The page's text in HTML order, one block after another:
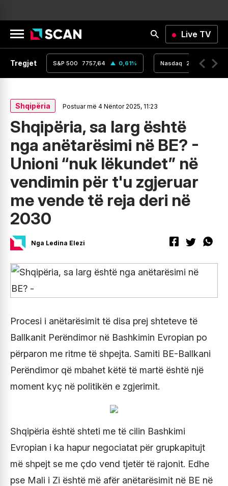
Live TV
Tregjet
0% S&P 500 7757,64 0,61% Nasdaq 26690,62
Shqipëria Postuar më 4 Nëntor 2025, 11:23
Shqipëria, sa larg është
nga anëtarësimi në BE? -
Unioni “nuk lëkundet” në
vendimin për t'u zgjeruar
me vende të reja deri në
2030
Nga Ledina Elezi
Procesi i anëtarësimit të disa prej shteteve të
Ballkanit Perëndimor në Bashkimin Evropian po
përparon me ritme të shpejta. Samiti BE-Ballkani
Perëndimor që mbahet këtë të martë është një
moment kyç në politikën e zgjerimit.
Shqipëria është shteti me të cilin Bashkimi
Evropian i ka hapur negociatat për grupkapitujt
më shpejt se me çdo vend tjetër të rajonit. Edhe
pse Mali i Zi është më afër anëtarësimit në BE në